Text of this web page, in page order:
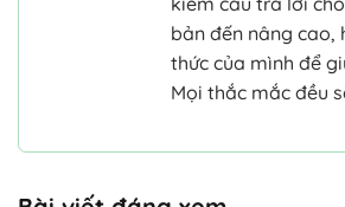
bản đến nâng cao,
thức của mình để
Mọi thắc mắc đều